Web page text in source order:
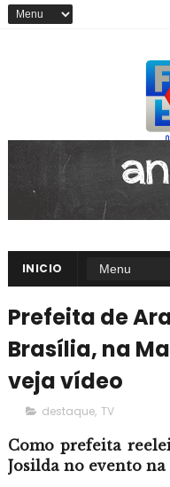
INICIO
Prefeita de
Brasília, na
veja vídeo
destaque, TV
Como prefeita
Josilda no evento